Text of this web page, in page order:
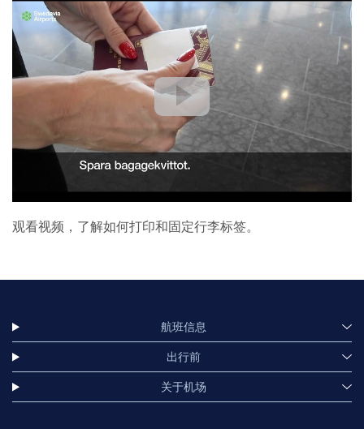
观看视频，了解如何打印和固定行李标签。
航班信息
出行前
关于机场